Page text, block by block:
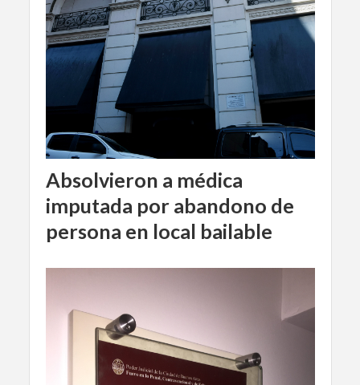
Absolvieron a médica
imputada por abandono de
persona en local bailable